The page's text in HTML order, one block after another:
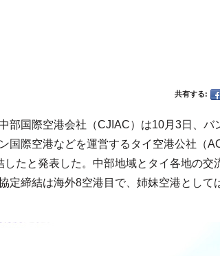
共有する:
国際空港会社（CJIAC）は10月3日、バ
国際空港などを運営するタイ空港公社（
たと発表した。中部地域とタイ各地の交
定締結は海外8空港目で、姉妹空港として